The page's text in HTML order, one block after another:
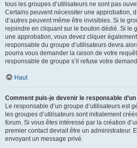
tous les groupes d’utilisateurs ne sont pas
Certains peuvent nécessiter une approbation,
d’autres peuvent même être invisibles. Si le
rejoindre en cliquant sur le bouton dédié. Si le
une approbation, vous devez cliquer
responsable du groupe d’utilisateurs devra
pourra vous demander la raison de votre
responsable de groupe s’il refuse votre
Haut
Comment puis-je devenir le responsable
Le responsable d’un groupe d’utilisateurs est
les groupes d’utilisateurs sont initialement
forum. Si vous êtes intéressé par la création
premier contact devrait être un administrateur.
envoyant un message privé.